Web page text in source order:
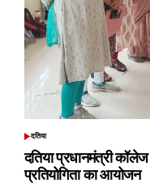
POSTED
दतिया
दतिया प्रधानमंत्री
प्रतियोगिता का आयोजन